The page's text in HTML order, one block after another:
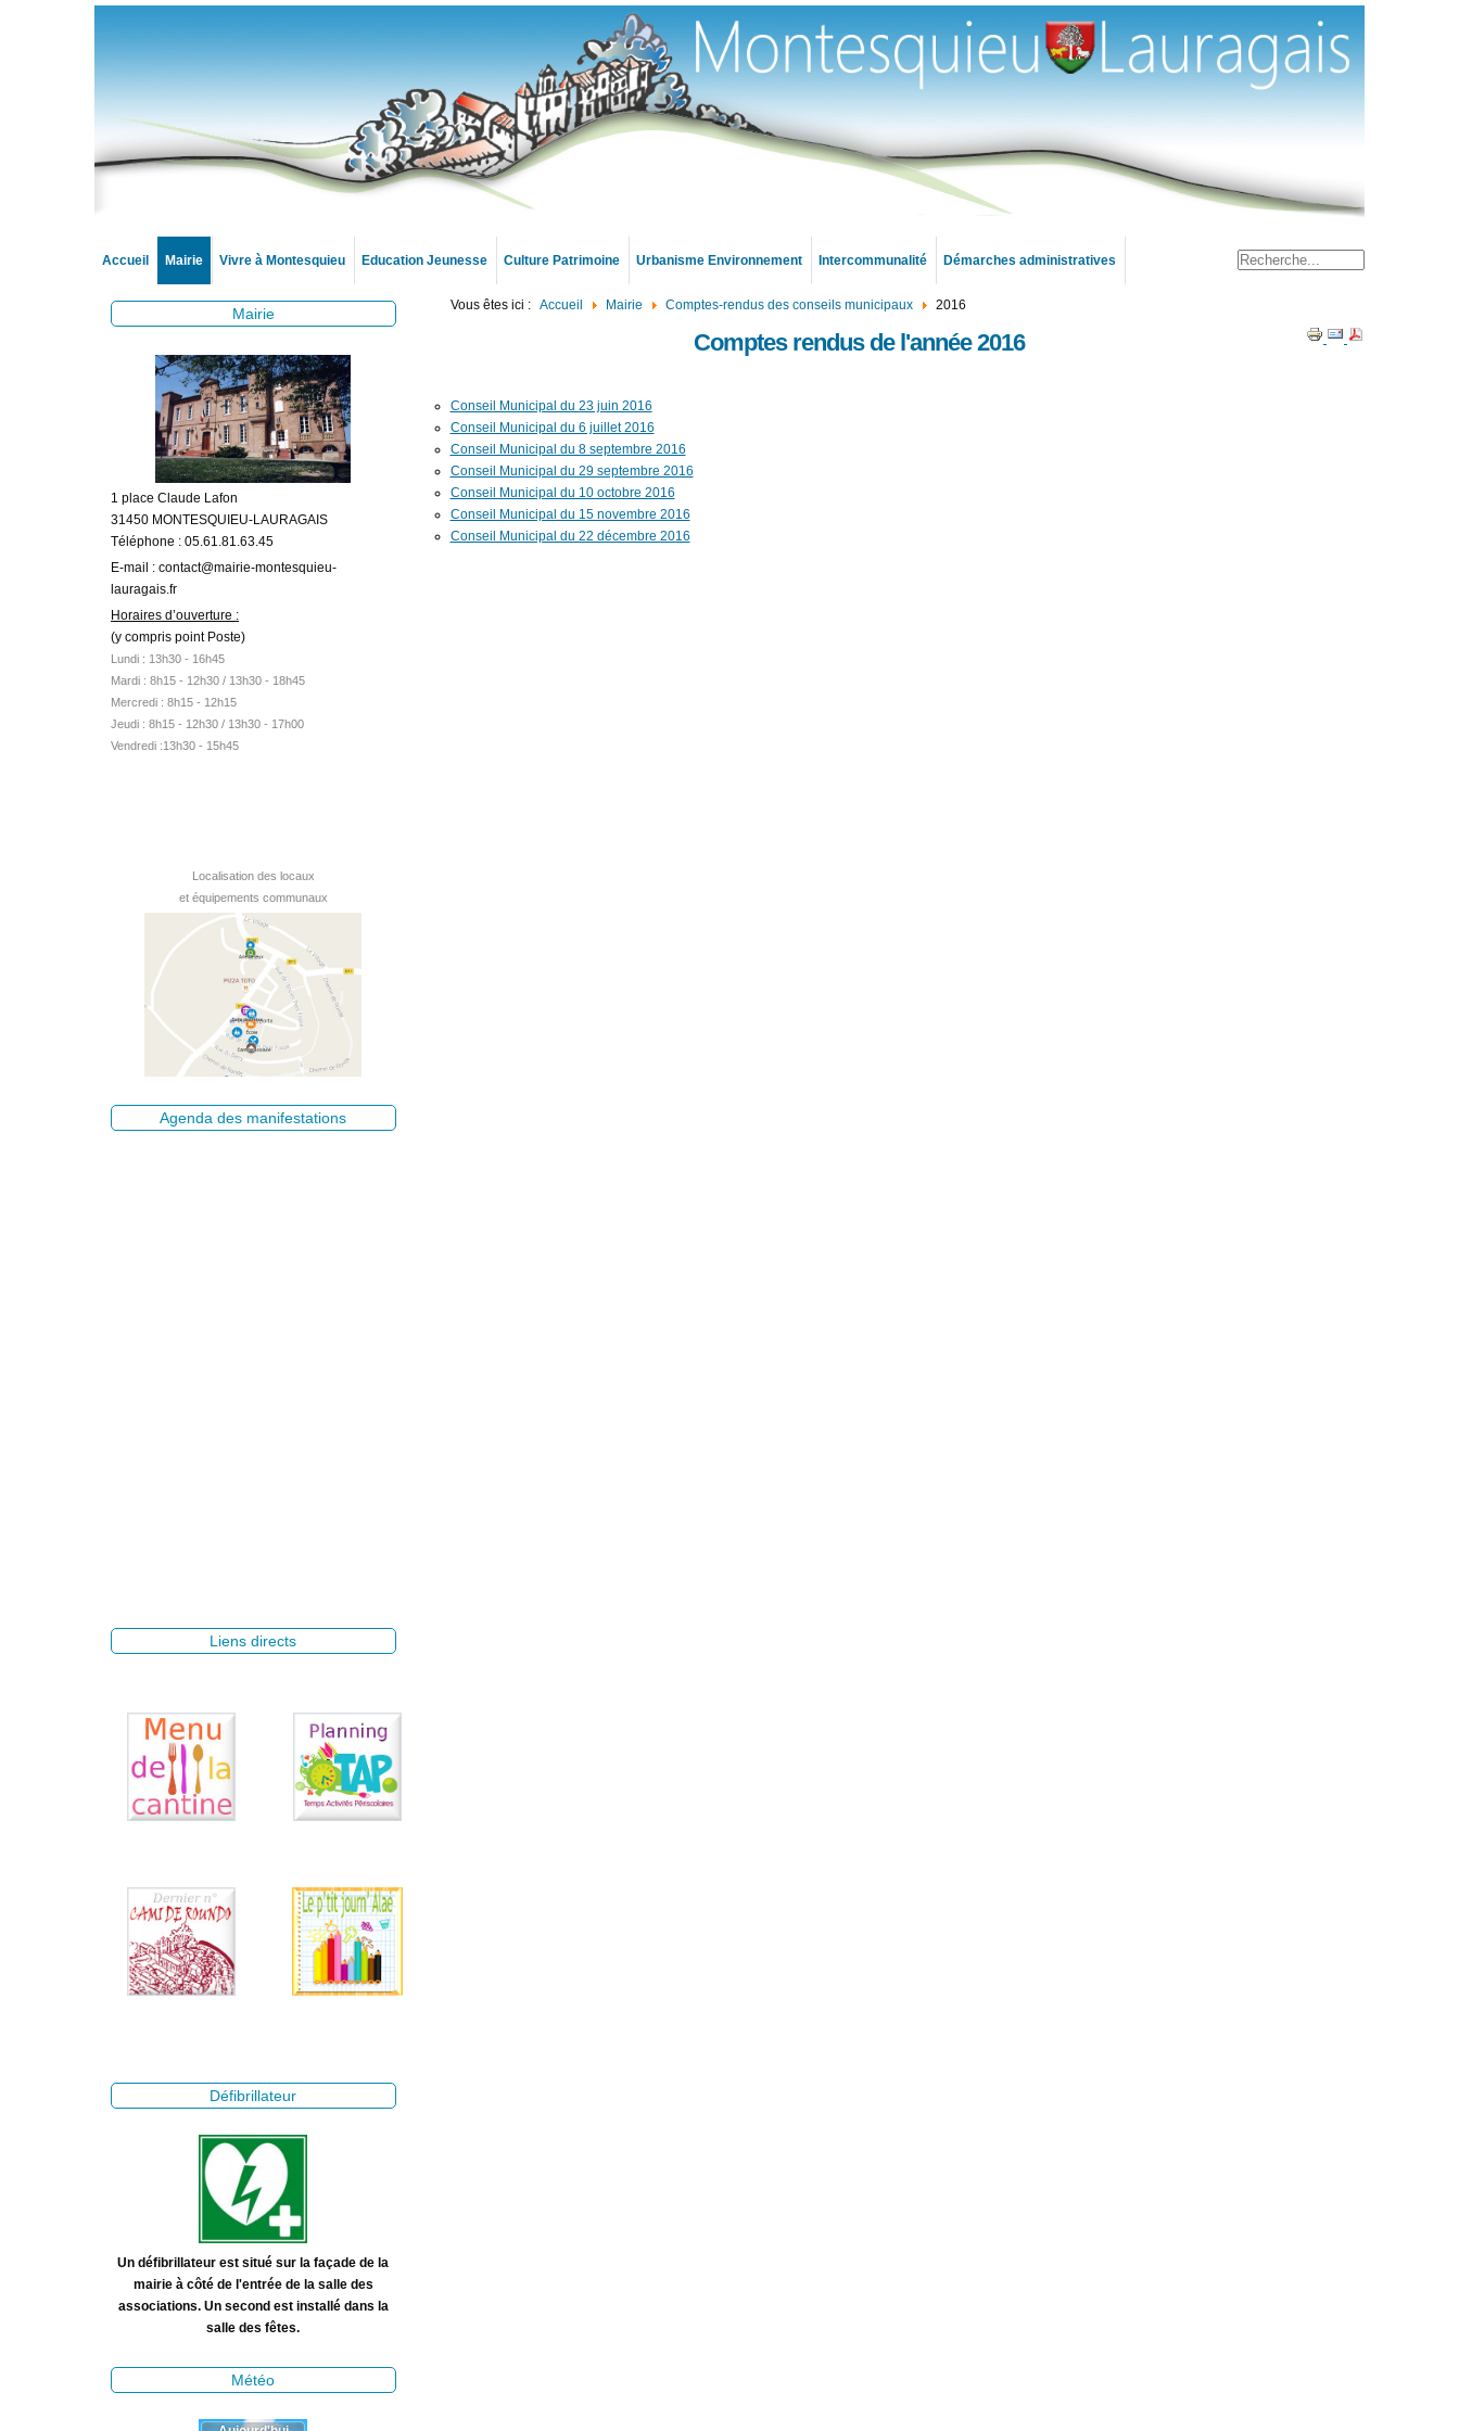
Accueil Mairie Vivre à Montesquieu Education Jeunesse Culture Patrimoine Urbanisme Environnement Intercommunalité Démarches administratives
Mairie
1 place Claude Lafon
31450 MONTESQUIEU-LAURAGAIS
Téléphone : 05.61.81.63.45
E-mail : contact@mairie-montesquieu-
lauragais.fr
Horaires d’ouverture :
(y compris point Poste)
Lundi : 13h30 - 16h45
Mardi : 8h15 - 12h30 / 13h30 - 18h45
Mercredi : 8h15 - 12h15
Jeudi : 8h15 - 12h30 / 13h30 - 17h00
Vendredi :13h30 - 15h45
Localisation des locaux
et équipements communaux
Agenda des manifestations
Liens directs
Défibrillateur
Un défibrillateur est situé sur la façade de la
mairie à côté de l'entrée de la salle des
associations. Un second est installé dans la
salle des fêtes.
Météo
Vous êtes ici : Accueil Mairie Comptes-rendus des conseils municipaux 2016
Comptes rendus de l'année 2016
Conseil Municipal du 23 juin 2016
Conseil Municipal du 6 juillet 2016
Conseil Municipal du 8 septembre 2016
Conseil Municipal du 29 septembre 2016
Conseil Municipal du 10 octobre 2016
Conseil Municipal du 15 novembre 2016
Conseil Municipal du 22 décembre 2016